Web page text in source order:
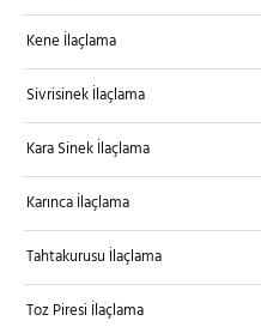
Kene İlaçlama
Sivrisinek İlaçlama
Kara Sinek İlaçlama
Karınca İlaçlama
Tahtakurusu İlaçlama
Toz Piresi İlaçlama